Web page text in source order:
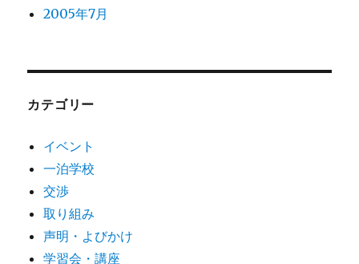
2005年7月
カテゴリー
イベント
一泊学校
交渉
取り組み
声明・よびかけ
学習会・講座